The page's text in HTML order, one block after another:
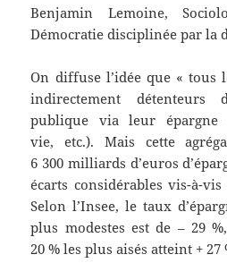
Benjamin Lemoine,
Démocratie disciplinée par la
On diffuse l’idée que « tous
indirectement
publique via leur épargne
vie, etc.). Mais cette
6 300 milliards d’euros
écarts considérables vis-à-
Selon l’Insee, le taux
plus modestes est de – 29
20 % les plus aisés atteint + 27